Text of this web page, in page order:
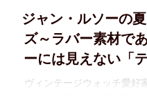
ジャン・ルソーの
ズ～ラバー素材で
ーには見えない「
ヴィンテージウォッチ愛好